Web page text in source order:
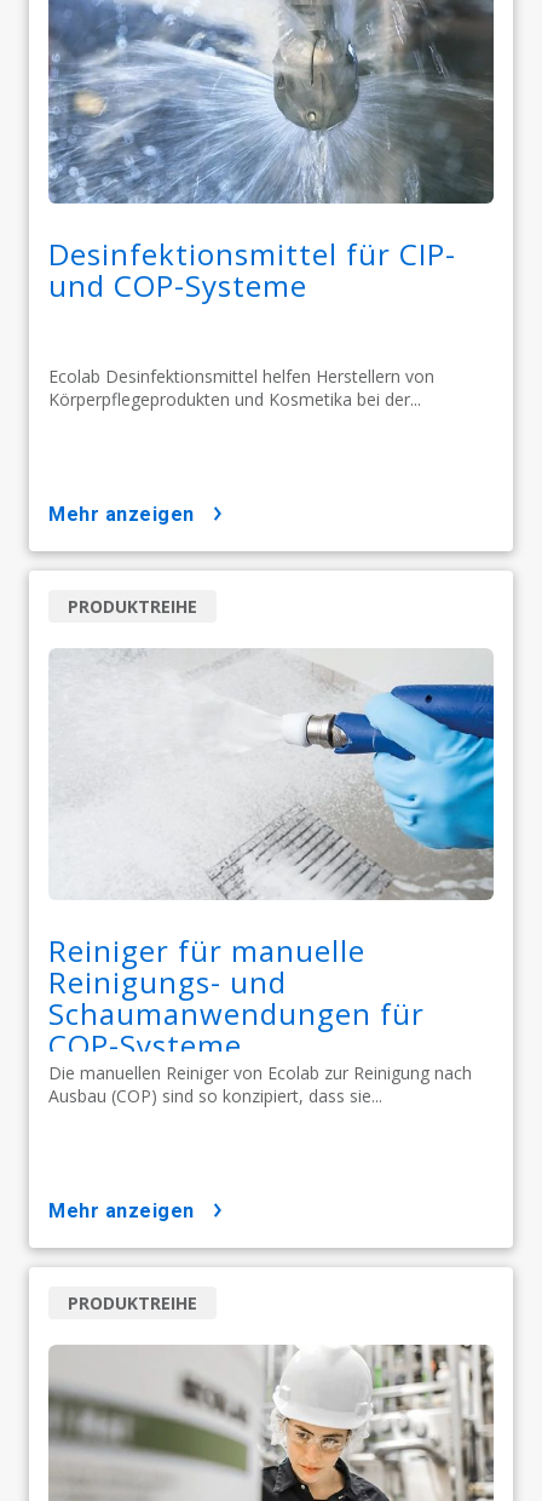
Desinfektionsmittel für CIP-
und COP-Systeme
Ecolab Desinfektionsmittel helfen Herstellern von
Körperpflegeprodukten und Kosmetika bei der...
mehr anzeigen
Reiniger für manuelle
Reinigungs- und
Schaumanwendungen für
COP-Systeme
Die manuellen Reiniger von Ecolab zur Reinigung nach
Ausbau (COP) sind so konzipiert, dass sie...
PRODUKTREIHE
mehr anzeigen
PRODUKTREIHE